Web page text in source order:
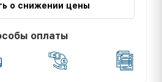
о снижении цены
оплаты